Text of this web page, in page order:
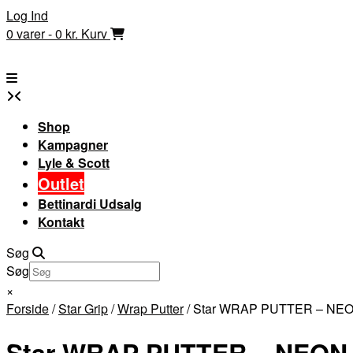
Skip
to
Log Ind
0 varer - 0 kr. Kurv
Shop
Kampagner
Lyle & Scott
Outlet
Bettinardi Udsalg
Kontakt
Søg
Søg
×
Forside/Star Grip/Wrap Putter/ Star WRAP PUTTER –